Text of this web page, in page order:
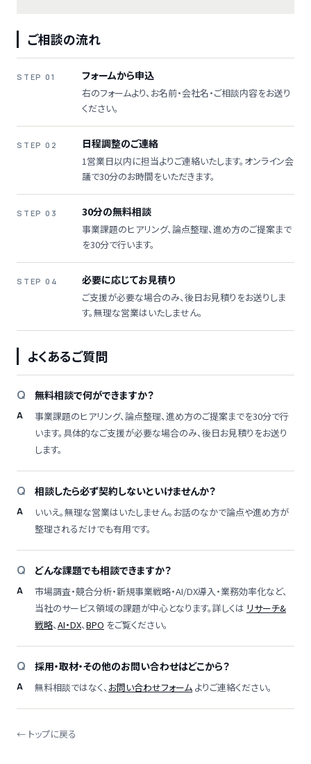
ご相談の流れ
STEP 01 フォームから申込
右のフォームより、お名前・会社名・ご相談内容をお送り
ください。
STEP 02 日程調整のご連絡
1営業日以内に担当よりご連絡いたします。オンライン会
議で30分のお時間をいただきます。
STEP 03 30分の無料相談
事業課題のヒアリング、論点整理、進め方のご提案まで
を30分で行います。
STEP 04 必要に応じてお見積り
ご支援が必要な場合のみ、後日お見積りをお送りしま
す。無理な営業はいたしません。
よくあるご質問
無料相談で何ができますか？
事業課題のヒアリング、論点整理、進め方のご提案までを30分で行
います。具体的なご支援が必要な場合のみ、後日お見積りをお送り
します。
相談したら必ず契約しないといけませんか？
いいえ。無理な営業はいたしません。お話のなかで論点や進め方が
整理されるだけでも有用です。
どんな課題でも相談できますか？
市場調査・競合分析・新規事業戦略・AI/DX導入・業務効率化など、
当社のサービス領域の課題が中心となります。詳しくは リサーチ&
戦略、AI・DX、BPO をご覧ください。
採用・取材・その他のお問い合わせはどこから？
無料相談ではなく、 お問い合わせフォーム よりご連絡ください。
← トップに戻る